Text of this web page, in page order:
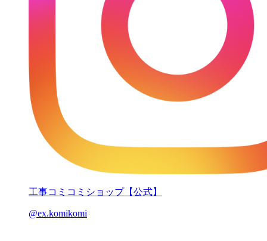
工事コミコミショップ【公式】
@ex.komikomi